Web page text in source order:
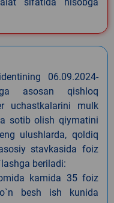
06.09.2024-
asosan qishloq
uchastkalarini mulk
sotib olish qiymatini
ulushlarda, qoldiq
stavkasida foiz
beriladi:
kamida 35 foiz
besh ish kunida